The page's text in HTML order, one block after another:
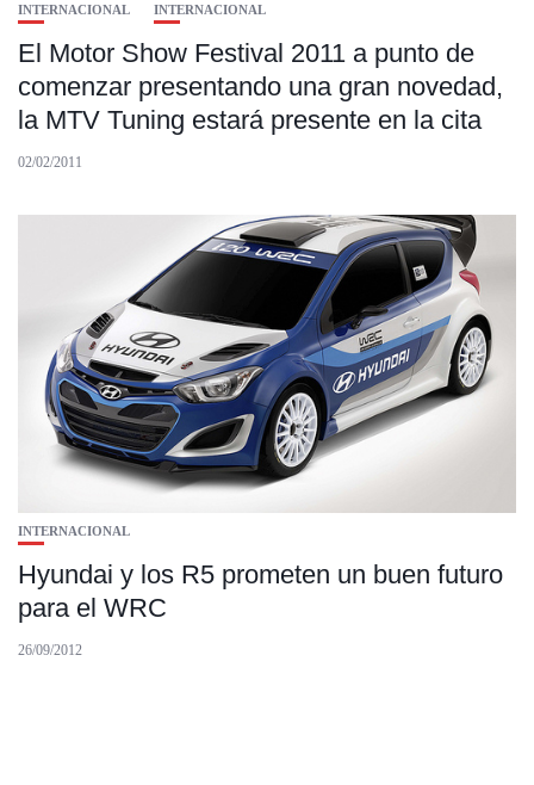
INTERNACIONAL INTERNACIONAL
El Motor Show Festival 2011 a punto de
comenzar presentando una gran novedad,
la MTV Tuning estará presente en la cita
02/02/2011
INTERNACIONAL
Hyundai y los R5 prometen un buen futuro
para el WRC
26/09/2012